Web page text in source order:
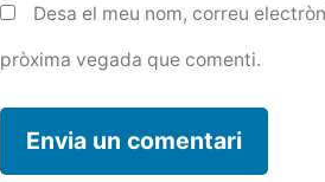
Desa el meu nom, correu
pròxima vegada que comenti.